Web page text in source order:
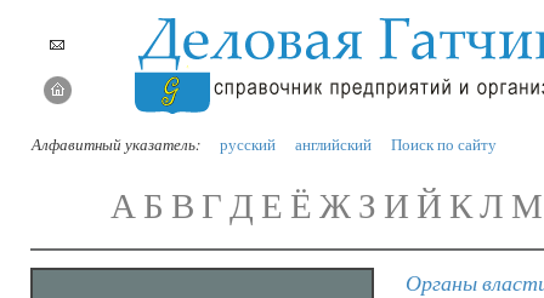
Алфавитный указатель: русский английский Поиск по сайту
АБ В ГД Е ЁЖЗ И Й КЛ М
Органы